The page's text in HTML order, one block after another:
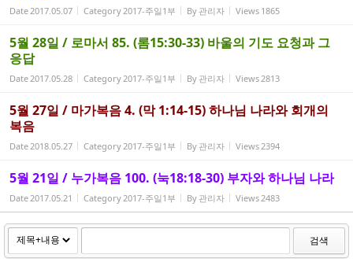
Date2017.05.07 Category2017-주일1부 By 관리자 Views 1865
5월 28일 / 로마서 85. (롬15:30-33) 바울의 기도 요청과 그
응답
Date2017.05.28 Category2017-주일1부 By 관리자 Views2813
5월 27일 / 마가복음 4. (막 1:14-15) 하나님 나라와 회개의
복음
Date2018.05.27 Category2017-주일1부 By 관리자 Views2394
5월 21일 / 누가복음 100. (눅18:18-30) 부자와 하나님 나라
Date2017.05.21 Category2017-주일1부 By 관리자 Views2483
검색